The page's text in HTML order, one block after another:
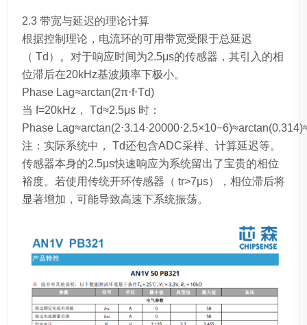
2.3 带宽与延迟的理论计算
根据控制理论，电流环的可用带宽受限于总延迟
（ Td）。对于响应时间为2.5μs的传感器，其引入的相
位滞后在20kHz基波频率下极小。
Phase Lag≈arctan(2π⋅f⋅Td​)
当 f=20kHz， Td​≈2.5μs 时：
Phase
注：实际系统中， Td还包含ADC采样、计算延迟等。
传感器本身的2.5μs快速响应为系统留出了宝贵的相位
裕度。若使用传统开环传感器（ tr>7μs），相位滞后将
显著增加，可能导致高速下系统振荡。